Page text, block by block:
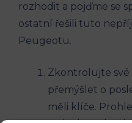
rozhodit a pojďme se
ostatní řešili tuto
Peugeotu.
Zkontrolujte
přemýšlet o
měli klíče.